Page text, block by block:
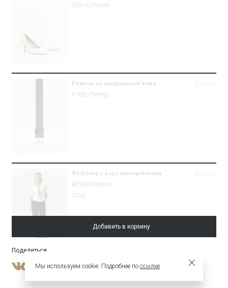
W014/chicory
Ремень из натуральной кожи
F058/chernys
Войти
Футболка с воротником-бантом
B2936/inheim
SALE
Войти
Брюки зауженного кроя из костюмной
Брюки D001/aspect
Добавить в корзину
Поделиться:
Мы используем cookie. Подробнее по ссылке